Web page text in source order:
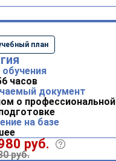
план
часов
документ
о профессиональной
на базе
руб.
руб.